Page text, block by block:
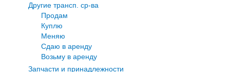
Другие трансп. ср-ва
Продам
Куплю
Меняю
Сдаю в аренду
Возьму в аренду
Запчасти и принадлежности